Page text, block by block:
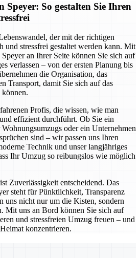
Speyer: So gestalten Sie Ihren
der mit der richtigen
und stressfrei gestaltet werden kann. Mit
an Ihrer Seite können Sie sich auf
verlassen – von der ersten Planung bis
die Organisation, das
Transport, damit Sie sich auf das
können.
Profis, die wissen, wie man
effizient durchführt. Ob Sie ein
oder ein Unternehmen
sind – wir passen uns Ihren
Technik und unser langjähriges
Ihr Umzug so reibungslos wie möglich
Zuverlässigkeit entscheidend. Das
steht für Pünktlichkeit, Transparenz
uns nicht nur um die Kisten, sondern
Mit uns an Bord können Sie sich auf
und stressfreien Umzug freuen – und
konzentrieren.